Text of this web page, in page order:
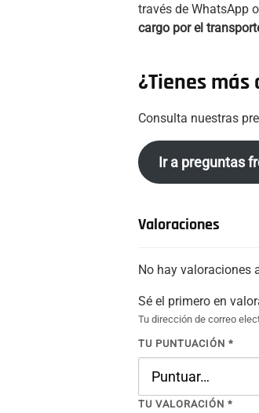
través de WhatsApp
cargo por el
¿Tienes
Consulta nuestras
Ir a preguntas
Valoraciones
No hay valoraciones
Sé el primero en
Tu dirección de correo
TU PUNTUACIÓN *
TU VALORACIÓN *